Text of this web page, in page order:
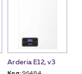
Arderia E12, v3